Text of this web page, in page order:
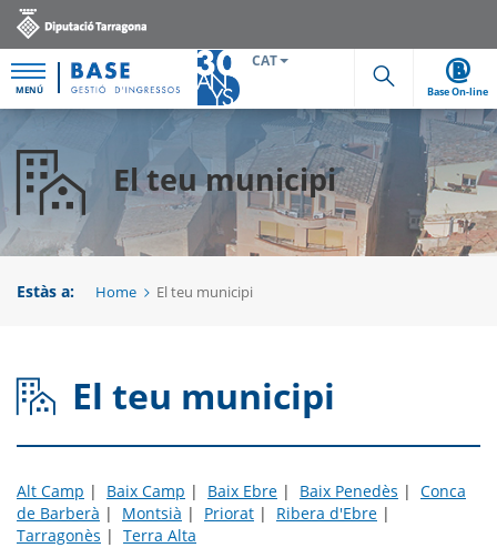
MENÚ
CAT
Cerca
Base On-line
El teu municipi
Estàs a: Home El teu municipi
El teu municipi
Alt Camp | Baix Camp | Baix Ebre | Baix Penedès | Conca
de Barberà | Montsià | Priorat | Ribera d'Ebre |
Tarragonès | Terra Alta